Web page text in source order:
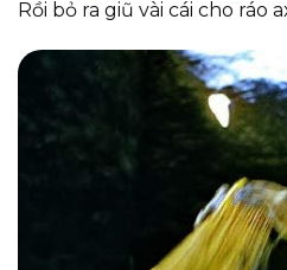
Rồi bỏ ra giũ vài cái cho ráo